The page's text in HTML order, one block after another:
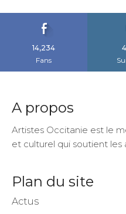
14,234
Fans
A propos
Artistes Occitanie est le
et culturel qui soutient
Plan du site
Actus